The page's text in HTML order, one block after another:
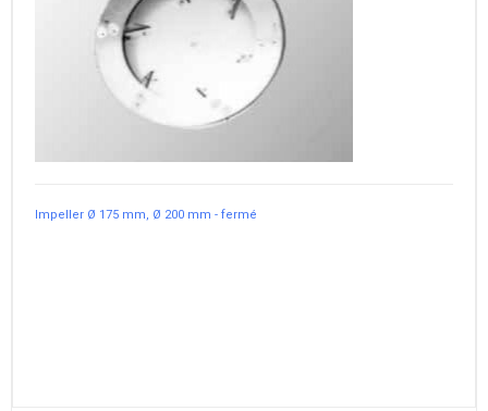
Impeller Ø 175 mm, Ø 200 mm - fermé